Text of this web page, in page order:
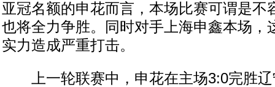
亚冠名额的申花而言，本场比赛可谓是不
也将全力争胜。同时对手上海申鑫本场，
实力造成严重打击。
上一轮联赛中，申花在主场3:0完胜辽